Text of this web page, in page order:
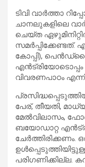
ടിവി വാര്‍ത്താ
ചാനലുകളിലെ
ചെയ്ത
കോപ്പി),
എന്‍ട്രിയോടൊപ്പം
വിവരണപാഠം
പേര്, തീയതി,
മേല്‍വിലാസം,
ബയോഡാറ്റ
ചേര്‍ത്തിരിക്കണം.
പരിഗണിക്കില്ല.